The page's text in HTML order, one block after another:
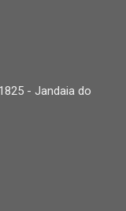
- Jandaia do